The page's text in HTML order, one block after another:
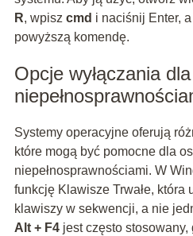
R, wpisz cmd i naciśnij Enter,
powyższą komendę.
Opcje wyłączania
Systemy operacyjne oferują
które mogą być pomocne dla
niepełnosprawnościami. W
funkcję Klawisze Trwałe, która
klawiszy w sekwencji, a nie
Alt + F4jest często stosowany,